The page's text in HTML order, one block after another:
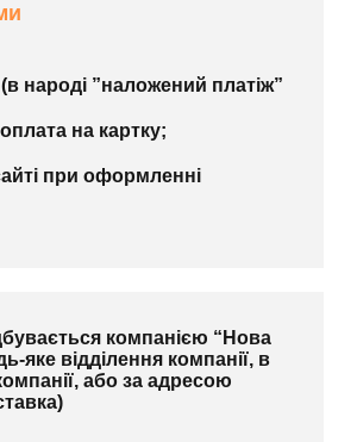
народі ”наложений платіж”
на картку;
при оформленні
компанією “Нова
яке відділення компанії, в
або за адресою